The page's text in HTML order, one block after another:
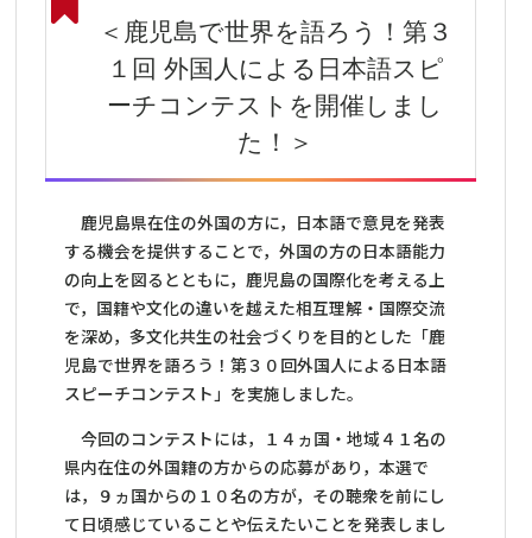
＜鹿児島で世界を語ろう！第３
１回 外国人による日本語スピ
ーチコンテストを開催しまし
た！＞
鹿児島県在住の外国の方に，日本語で意見を発表
する機会を提供することで，外国の方の日本語能力
の向上を図るとともに，鹿児島の国際化を考える上
で，国籍や文化の違いを越えた相互理解・国際交流
を深め，多文化共生の社会づくりを目的とした「鹿
児島で世界を語ろう！第３０回外国人による日本語
スピーチコンテスト」を実施しました。
今回のコンテストには，１４ヵ国・地域４１名の
県内在住の外国籍の方からの応募があり，本選で
は，９ヵ国からの１０名の方が，その聴衆を前にし
て日頃感じていることや伝えたいことを発表しまし